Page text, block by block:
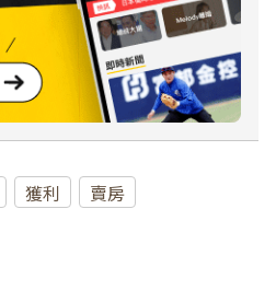
獲利 賣房